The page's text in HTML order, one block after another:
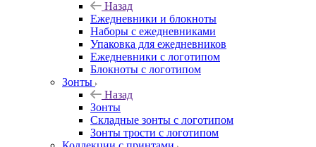
Назад
Ежедневники и блокноты
Наборы с ежедневниками
Упаковка для ежедневников
Ежедневники с логотипом
Блокноты с логотипом
Зонты
Назад
Зонты
Складные зонты с логотипом
Зонты трости с логотипом